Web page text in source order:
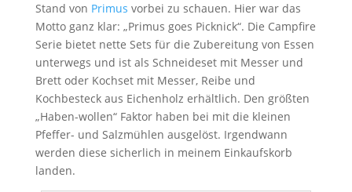
Stand von Primus vorbei zu schauen. Hier war das
Motto ganz klar: „Primus goes Picknick“. Die Campfire
Serie bietet nette Sets für die Zubereitung von Essen
unterwegs und ist als Schneideset mit Messer und
Brett oder Kochset mit Messer, Reibe und
Kochbesteck aus Eichenholz erhältlich. Den größten
„Haben-wollen“ Faktor haben bei mit die kleinen
Pfeffer- und Salzmühlen ausgelöst. Irgendwann
werden diese sicherlich in meinem Einkaufskorb
landen.